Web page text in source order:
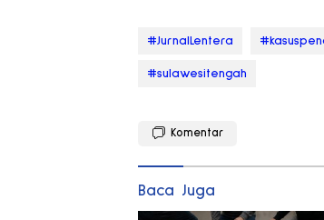
#JurnalLentera
#sulawesitengah
Komentar
Baca Juga